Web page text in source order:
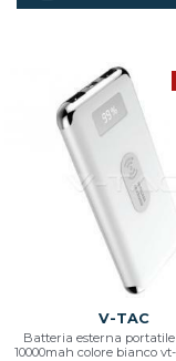
V-TAC
Batteria esterna portatile
10000mah colore bianco